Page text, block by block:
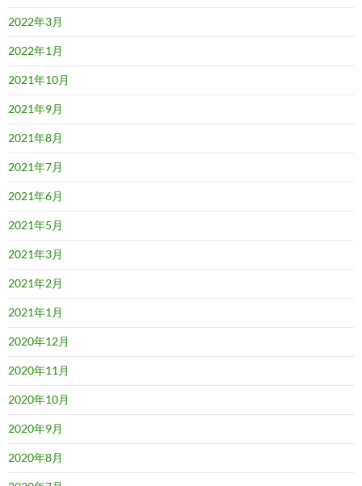
2022年3月
2022年1月
2021年10月
2021年9月
2021年8月
2021年7月
2021年6月
2021年5月
2021年3月
2021年2月
2021年1月
2020年12月
2020年11月
2020年10月
2020年9月
2020年8月